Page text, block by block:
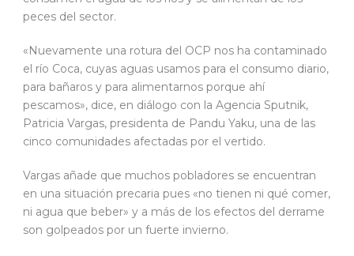
peces del sector.
«Nuevamente una rotura del OCP nos ha contaminado
el río Coca, cuyas aguas usamos para el consumo diario,
para bañaros y para alimentarnos porque ahí
pescamos», dice, en diálogo con la Agencia Sputnik,
Patricia Vargas, presidenta de Pandu Yaku, una de las
cinco comunidades afectadas por el vertido.
Vargas añade que muchos pobladores se encuentran
en una situación precaria pues «no tienen ni qué comer,
ni agua que beber» y a más de los efectos del derrame
son golpeados por un fuerte invierno.